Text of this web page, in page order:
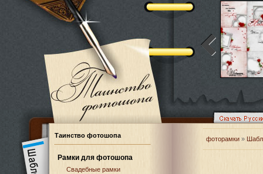
Таинство фотошопа
Рамки для фотошопа
Свадебные рамки
фоторамки »